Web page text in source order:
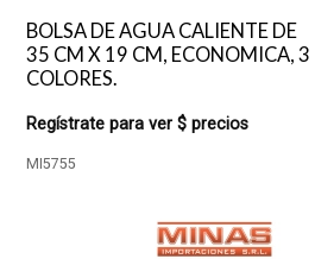
BOLSA DE AGUA CALIENTE DE
35 CM X 19 CM, ECONOMICA, 3
COLORES.
Regístrate para ver $ precios
MI5755